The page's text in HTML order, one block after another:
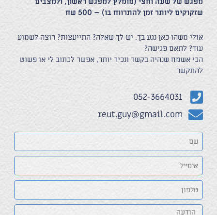
שזקוקים ליותר זמן להתרווח בו) – 500 שח
אולי משהו כאן נגע בך. יש לך שאלה? התייעצות? רוצה לשמוע
עוד? לתאם פגישה?
הכי אשמח שנהיה בקשר ונכיר יותר, אפשר לכתוב לי או פשוט
להתקשר
052-3664031
reut.guy@gmail.com